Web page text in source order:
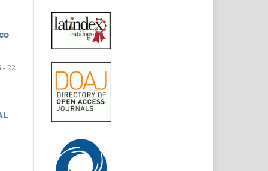
- 22